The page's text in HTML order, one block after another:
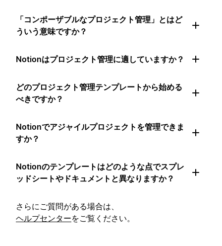
「コンポーザブルなプロジェクト管理」とはど
ういう意味ですか？
Notionはプロジェクト管理に適していますか？
どのプロジェクト管理テンプレートから始める
べきですか？
Notionでアジャイルプロジェクトを管理できま
すか？
Notionのテンプレートはどのような点でスプレ
ッドシートやドキュメントと異なりますか？
さらにご質問がある場合は、
ヘルプセンターをご覧ください。